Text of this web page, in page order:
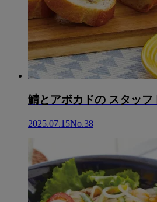
鯖とアボカドの スタッフ
2025.07.15No.38